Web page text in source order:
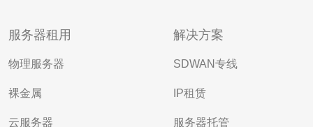
服务器租用
物理服务器
裸金属
云服务器
解决方案
SDWAN专线
IP租赁
服务器托管